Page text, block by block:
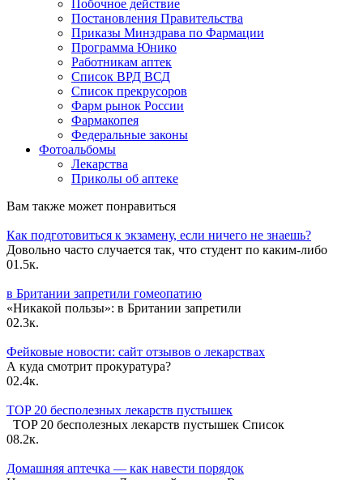
Побочное действие
Постановления Правительства
Приказы Минздрава по Фармации
Программа Юнико
Работникам аптек
Список ВРД ВСД
Список прекрусоров
Фарм рынок России
Фармакопея
Федеральные законы
Фотоальбомы
Лекарства
Приколы об аптеке
Вам также может понравиться
Как подготовиться к экзамену, если ничего не знаешь?
Довольно часто случается так, что студент по каким-либо
01.5к.
в Британии запретили гомеопатию
«Никакой пользы»: в Британии запретили
02.3к.
Фейковые новости: сайт отзывов о лекарствах
А куда смотрит прокуратура?
02.4к.
TOP 20 бесполезных лекарств пустышек
TOP 20 бесполезных лекарств пустышек Список
08.2к.
Домашняя аптечка — как навести порядок